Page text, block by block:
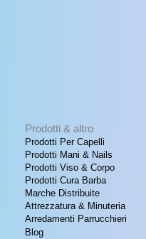
Prodotti & altro
Prodotti Per Capelli
Prodotti Mani & Nails
Prodotti Viso & Corpo
Prodotti Cura Barba
Marche Distribuite
Attrezzatura & Minuteria
Arredamenti Parrucchieri
Blog